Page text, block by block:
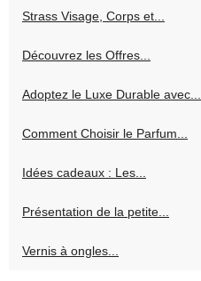
Strass Visage, Corps et...
Découvrez les Offres...
Adoptez le Luxe Durable avec...
Comment Choisir le Parfum...
Idées cadeaux : Les...
Présentation de la petite...
Vernis à ongles...